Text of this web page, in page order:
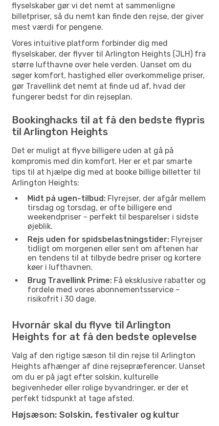
flyselskaber gør vi det nemt at sammenligne
billetpriser, så du nemt kan finde den rejse, der giver
mest værdi for pengene.
Vores intuitive platform forbinder dig med
flyselskaber, der flyver til Arlington Heights (JLH) fra
større lufthavne over hele verden. Uanset om du
søger komfort, hastighed eller overkommelige priser,
gør Travellink det nemt at finde ud af, hvad der
fungerer bedst for din rejseplan.
Bookinghacks til at få den bedste flypris
til Arlington Heights
Det er muligt at flyve billigere uden at gå på
kompromis med din komfort. Her er et par smarte
tips til at hjælpe dig med at booke billige billetter til
Arlington Heights:
Midt på ugen-tilbud: Flyrejser, der afgår mellem
tirsdag og torsdag, er ofte billigere end
weekendpriser – perfekt til besparelser i sidste
øjeblik.
Rejs uden for spidsbelastningstider: Flyrejser
tidligt om morgenen eller sent om aftenen har
en tendens til at tilbyde bedre priser og kortere
køer i lufthavnen.
Brug Travellink Prime: Få eksklusive rabatter og
fordele med vores abonnementsservice –
risikofrit i 30 dage.
Hvornår skal du flyve til Arlington
Heights for at få den bedste oplevelse
Valg af den rigtige sæson til din rejse til Arlington
Heights afhænger af dine rejsepræferencer. Uanset
om du er på jagt efter solskin, kulturelle
begivenheder eller rolige byvandringer, er der et
perfekt tidspunkt at tage afsted.
Højsæson: Solskin, festivaler og kultur